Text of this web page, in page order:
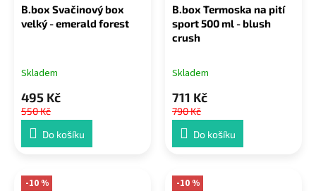
B.box Svačinový box
velký - emerald forest
Skladem
495 Kč
550 Kč
Do košíku
B.box Termoska na pití
sport 500 ml - blush
crush
Skladem
711 Kč
790 Kč
Do košíku
-10 % -10 %